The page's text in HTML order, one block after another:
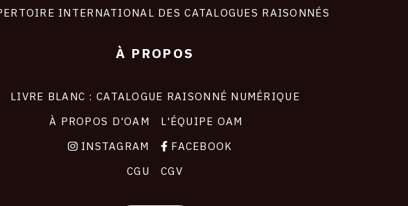
INTERNATIONAL DES CATALOGUES RAISONNÉS
À PROPOS
LIVRE BLANC : CATALOGUE RAISONNÉ NUMÉRIQUE
À PROPOS D'OAM
L'ÉQUIPE OAM
INSTAGRAM
FACEBOOK
CGU
CGV